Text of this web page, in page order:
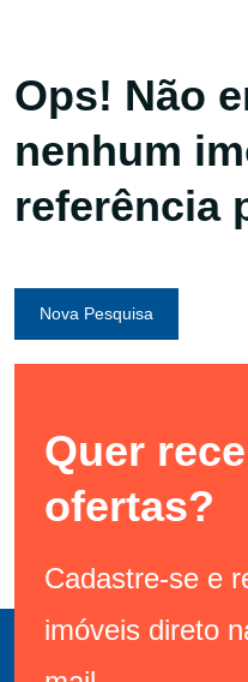
Ops! Não
nenhum
referência
Nova Pesquisa
Quer
ofertas?
Cadastre-se e
imóveis direto